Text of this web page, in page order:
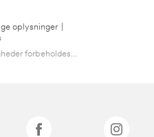
oplysninger
forbeholdes...